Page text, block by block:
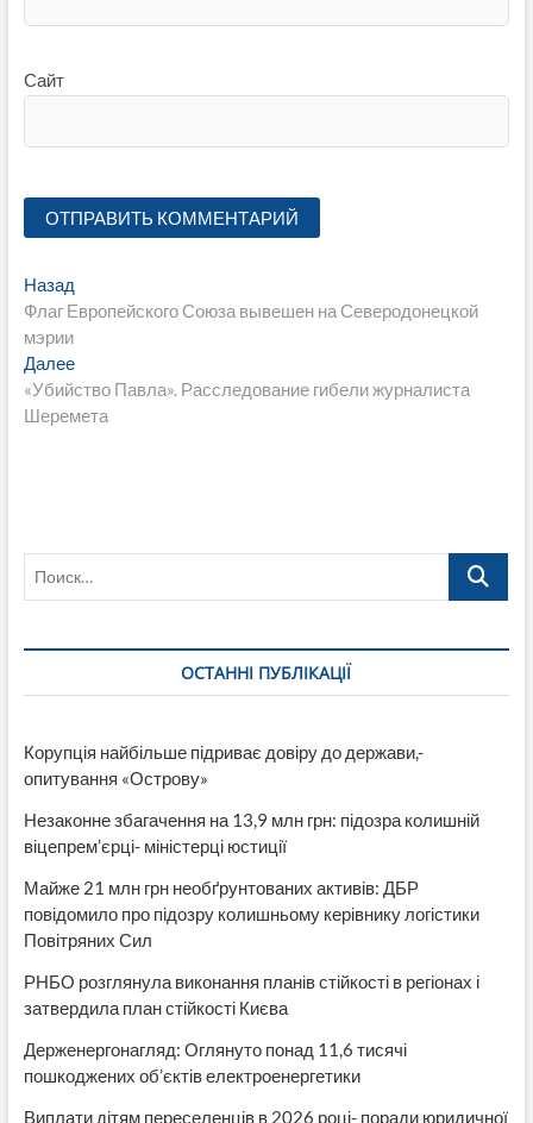
Сайт
Навигация
по
записям
НазадПредыдущая
запись:
Флаг Европейского Союза вывешен на Северодонецкой
мэрии
ДалееСледующая
запись:
«Убийство Павла». Расследование гибели журналиста
Шеремета
Поиск…
ОСТАННІ ПУБЛІКАЦІЇ
Корупція найбільше підриває довіру до держави,-
опитування «Острову»
Незаконне збагачення на 13,9 млн грн: підозра колишній
віцепрем’єрці- міністерці юстиції
Майже 21 млн грн необґрунтованих активів: ДБР
повідомило про підозру колишньому керівнику логістики
Повітряних Сил
РНБО розглянула виконання планів стійкості в регіонах і
затвердила план стійкості Києва
Держенергонагляд: Оглянуто понад 11,6 тисячі
пошкоджених об’єктів електроенергетики
Виплати дітям переселенців в 2026 році- поради юридичної